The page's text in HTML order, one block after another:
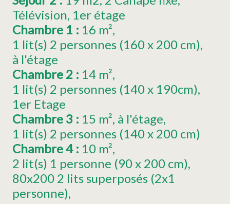
Télévision 1er étage
Chambre 1 : 16 m²
1 lit(s) 2 personnes (160 x 200 cm)
à l'étage
Chambre 2 : 14 m²
1 lit(s) 2 personnes (140 x 190cm)
1er Etage
Chambre 3 : 15 m² à l'étage
1 lit(s) 2 personnes (140 x 200 cm)
Chambre 4 : 10 m²
2 lit(s) 1 personne (90 x 200 cm)
80x200 2 lits superposés (2x1
personne)